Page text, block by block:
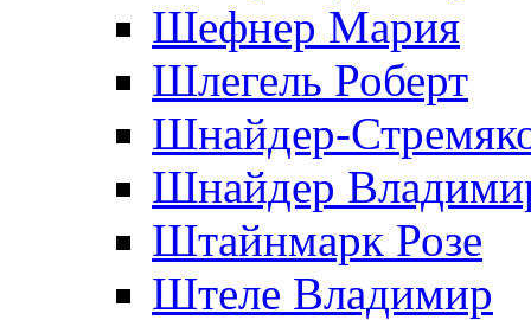
Шефнер Мария
Шлегель Роберт
Шнайдер-
Шнайдер
Штайнмарк Розe
Штеле Владимир